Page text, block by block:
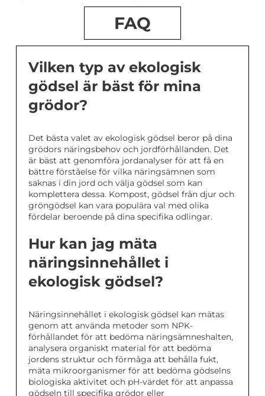
FAQ
Vilken typ av ekologisk
gödsel är bäst för mina
grödor?
Det bästa valet av ekologisk gödsel beror på dina
grödors näringsbehov och jordförhållanden. Det
är bäst att genomföra jordanalyser för att få en
bättre förståelse för vilka näringsämnen som
saknas i din jord och välja gödsel som kan
komplettera dessa. Kompost, gödsel från djur och
gröngödsel kan vara populära val med olika
fördelar beroende på dina specifika odlingar.
Hur kan jag mäta
näringsinnehållet i
ekologisk gödsel?
Näringsinnehållet i ekologisk gödsel kan mätas
genom att använda metoder som NPK-
förhållandet för att bedöma näringsämneshalten,
analysera organiskt material för att bedöma
jordens struktur och förmåga att behålla fukt,
mäta mikroorganismer för att bedöma gödselns
biologiska aktivitet och pH-värdet för att anpassa
gödseln till specifika grödor eller